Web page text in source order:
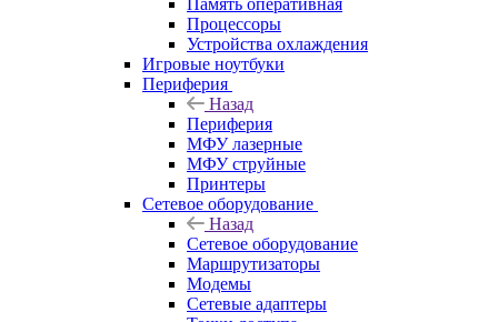
Память оперативная
Процессоры
Устройства охлаждения
Игровые ноутбуки
Периферия
Назад
Периферия
МФУ лазерные
МФУ струйные
Принтеры
Сетевое оборудование
Назад
Сетевое оборудование
Маршрутизаторы
Модемы
Сетевые адаптеры